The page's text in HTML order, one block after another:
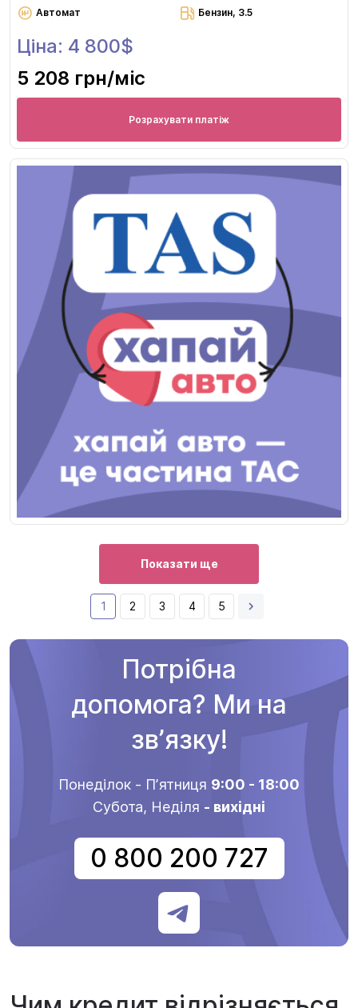
Автомат Бензин, 3.5
Ціна: 4 800$
5 208 грн/міс
Розрахувати платіж
Показати ще
1 2 3 4 5
Потрібна
допомога? Ми на
звʼязку!
Понеділок - Пʼятниця 9:00 - 18:00
Субота, Неділя - вихідні
0 800 200 727